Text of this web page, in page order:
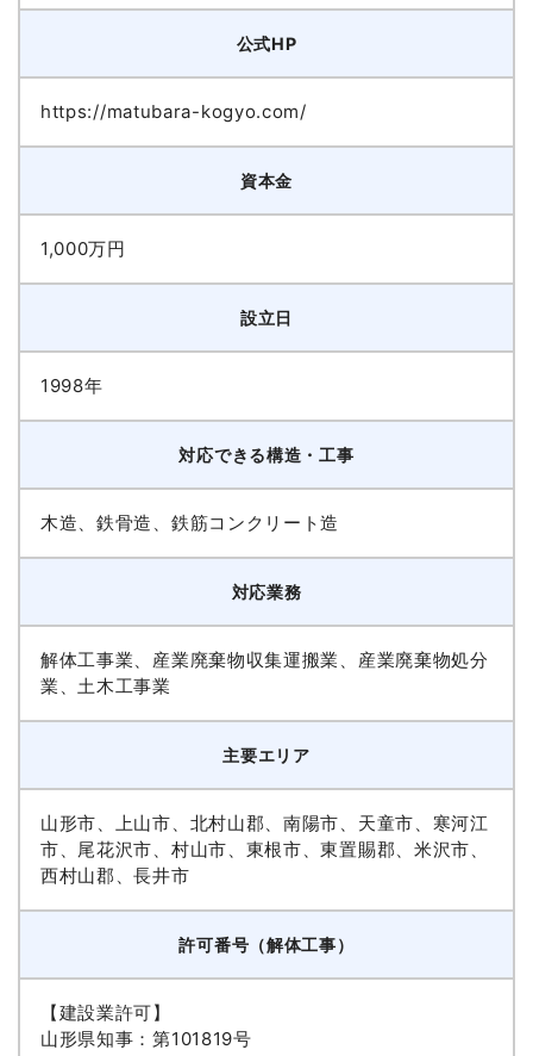
公式HP
https://matubara-kogyo.com/
資本金
1,000万円
設立日
1998年
対応できる構造・工事
木造、鉄骨造、鉄筋コンクリート造
対応業務
解体工事業、産業廃棄物収集運搬業、産業廃棄物処分
業、土木工事業
主要エリア
山形市、上山市、北村山郡、南陽市、天童市、寒河江
市、尾花沢市、村山市、東根市、東置賜郡、米沢市、
西村山郡、長井市
許可番号（解体工事）
【建設業許可】
山形県知事：第101819号